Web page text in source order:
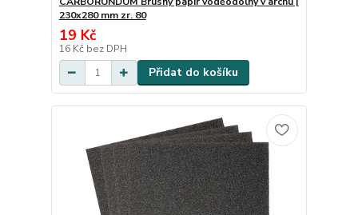
230x280 mm zr. 80
19 Kč
16 Kč bez DPH
Přidat do košíku